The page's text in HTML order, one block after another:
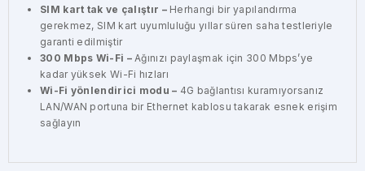
SIM kart tak ve çalıştır – Herhangi bir yapılandırma
gerekmez, SIM kart uyumluluğu yıllar süren saha testleriyle
garanti edilmiştir
300 Mbps Wi-Fi – Ağınızı paylaşmak için 300 Mbps’ye
kadar yüksek Wi-Fi hızları
Wi-Fi yönlendirici modu – 4G bağlantısı kuramıyorsanız
LAN/WAN portuna bir Ethernet kablosu takarak esnek erişim
sağlayın